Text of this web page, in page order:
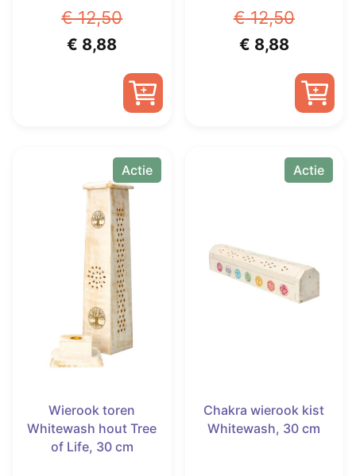
€12,50
Oorspronkelijke
€ 8,88Huidige
prijs
is:
€12,50
€ 8,88Huidige
prijs
is:
Actie
Wierook toren
Whitewash hout Tree
of Life, 30 cm
Actie
Chakra wierook kist
Whitewash, 30 cm